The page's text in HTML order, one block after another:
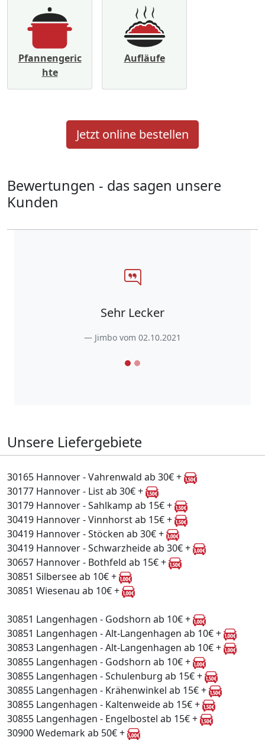
Pfannengeric
hte
Aufläufe
Jetzt online bestellen
Bewertungen - das sagen unsere
Kunden
Sehr Lecker
Jimbo vom 02.10.2021
Unsere Liefergebiete
30165 Hannover - Vahrenwald ab 30€ +
30177 Hannover - List ab 30€ +
30179 Hannover - Sahlkamp ab 15€ +
30419 Hannover - Vinnhorst ab 15€ +
30419 Hannover - Stöcken ab 30€ +
30419 Hannover - Schwarzheide ab 30€ +
30657 Hannover - Bothfeld ab 15€ +
30851 Silbersee ab 10€ +
30851 Wiesenau ab 10€ +
30851 Langenhagen - Godshorn ab 10€ +
30851 Langenhagen - Alt-Langenhagen ab 10€ +
30853 Langenhagen - Alt-Langenhagen ab 10€ +
30855 Langenhagen - Godshorn ab 10€ +
30855 Langenhagen - Schulenburg ab 15€ +
30855 Langenhagen - Krähenwinkel ab 15€ +
30855 Langenhagen - Kaltenweide ab 15€ +
30855 Langenhagen - Engelbostel ab 15€ +
30900 Wedemark ab 50€ +